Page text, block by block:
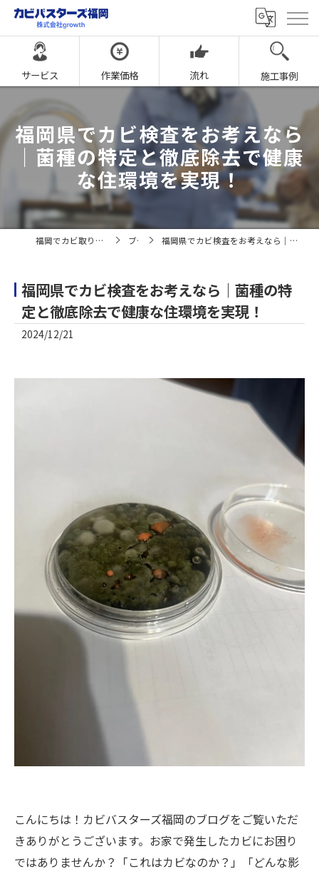
サービス 作業価格 流れ 施工事例
福岡県でカビ検査をお考えなら
｜菌種の特定と徹底除去で健康
な住環境を実現！
福岡でカビ取りならカビバスターズ福岡 ブログ 福岡県でカビ検査をお考えなら｜菌種の特定と徹底除去で健康な住環境を実現！
福岡県でカビ検査をお考えなら｜菌種の特
定と徹底除去で健康な住環境を実現！
2024/12/21
こんにちは！カビバスターズ福岡のブログをご覧いただ
きありがとうございます。お家で発生したカビにお困り
ではありませんか？「これはカビなのか？」「どんな影